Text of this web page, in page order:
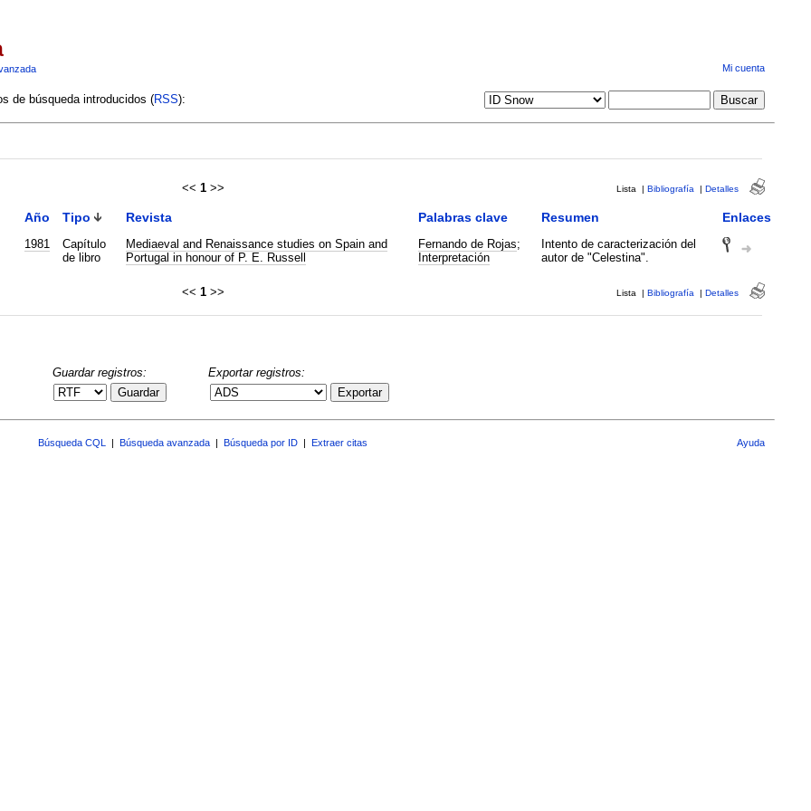
Mi cuenta
de búsqueda introducidos (RSS):
<< 1 >> Lista | Bibliografía | Detalles
Año Tipo Revista Palabras clave Resumen Enlaces
1981
Capítulo
de libro
Mediaeval and Renaissance studies on Spain and
Portugal in honour of P. E. Russell
Fernando de Rojas;
Interpretación
Intento de caracterización del
autor de "Celestina".
<< 1 >> Lista | Bibliografía | Detalles
Guardar registros:
Guardar
Exportar registros:
Exportar
Búsqueda CQL Búsqueda avanzada Búsqueda por ID Extraer citas Ayuda